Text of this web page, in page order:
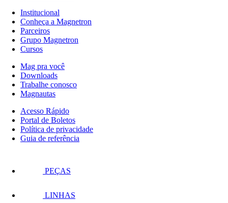
Institucional
Conheça a Magnetron
Parceiros
Grupo Magnetron
Cursos
Mag pra você
Downloads
Trabalhe conosco
Magnautas
Acesso Rápido
Portal de Boletos
Política de privacidade
Guia de referência
PEÇAS
LINHAS